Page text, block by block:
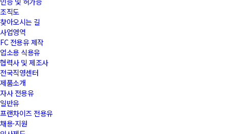
조직도
찾아오시는 길
사업영역
FC 전용유 제작
업소용 식용유
협력사 및 제조사
전국직영센터
제품소개
자사 전용유
일반유
프랜차이즈 전용유
채용·지원